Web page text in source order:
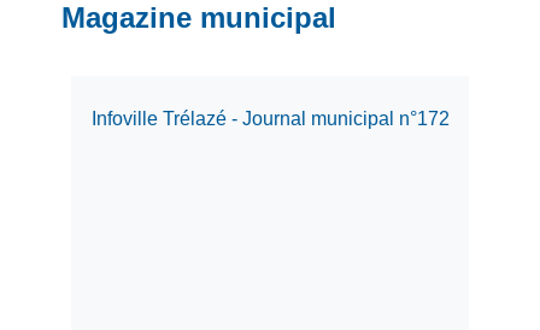
Magazine municipal
Infoville Trélazé - Journal municipal n°172